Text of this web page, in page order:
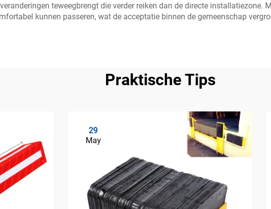
teweegbrengt die verder reiken dan de directe installatiezone.
kunnen passeren, wat de acceptatie binnen de gemeenschap
Praktische Tips
29
May